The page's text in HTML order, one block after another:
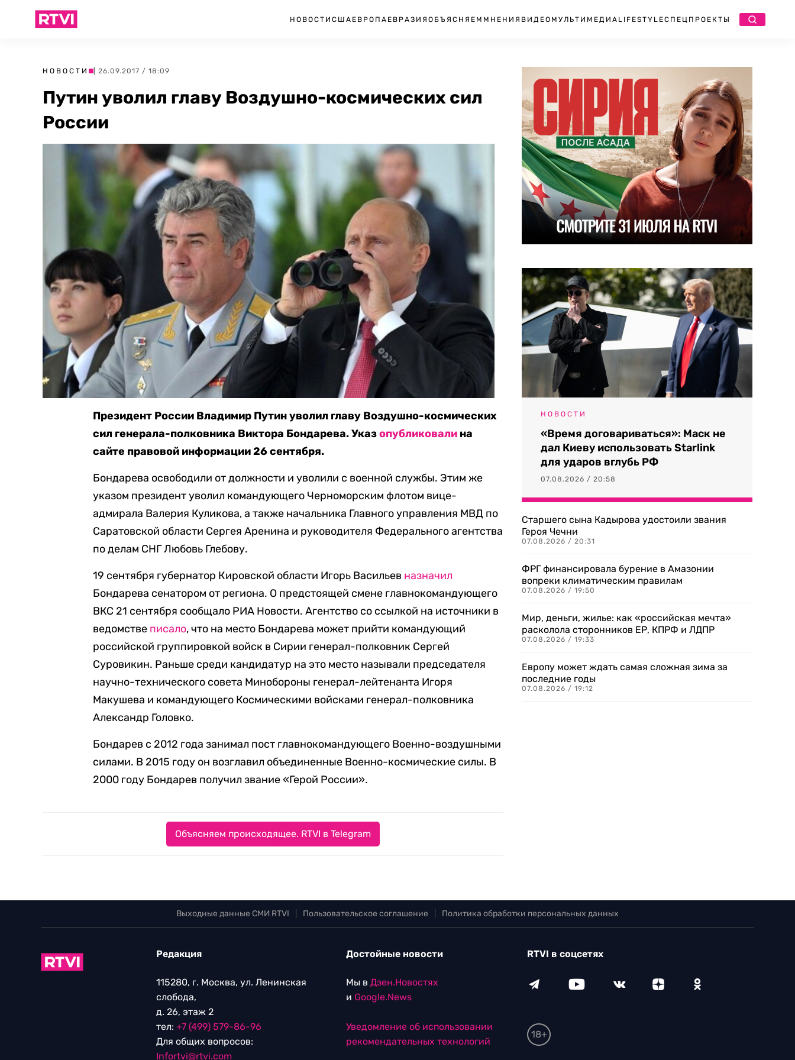
НОВОСТИ США ЕВРОПА ЕВРАЗИЯ ОБЪЯСНЯЕМ МНЕНИЯ ВИДЕО МУЛЬТИМЕДИА LIFESTYLEСПЕЦПРОЕКТЫ
НОВОСТИ | 26.09.2017 / 18:09
Путин уволил главу Воздушно-космических сил
России
Президент России Владимир Путин уволил главу Воздушно-космических
сил генерала-полковника Виктора Бондарева. Указопубликовали на
сайте правовой информации 26 сентября.
Бондарева освободили от должности и уволили с военной службы. Этим же
указом президент уволил командующего Черноморским флотом вице-
адмирала Валерия Куликова, а также начальника Главного управления МВД по
Саратовской области Сергея Аренина и руководителя Федерального агентства
по делам СНГ Любовь Глебову.
19 сентября губернатор Кировской области Игорь Васильев назначил
Бондарева сенатором от региона. О предстоящей смене главнокомандующего
ВКС 21 сентября сообщало РИА Новости. Агентство со ссылкой на источники в
ведомстве писало, что на место Бондарева может прийти командующий
российской группировкой войск в Сирии генерал-полковник Сергей
Суровикин. Раньше среди кандидатур на это место называли председателя
научно-технического совета Минобороны генерал-лейтенанта Игоря
Макушева и командующего Космическими войсками генерал-полковника
Александр Головко.
Бондарев с 2012 года занимал пост главнокомандующего Военно-воздушными
силами. В 2015 году он возглавил объединенные Военно-космические силы. В
2000 году Бондарев получил звание «Герой России».
Объясняем происходящее. RTVI в Telegram
НОВОСТИ
«Время договариваться»: Маск не
дал Киеву использовать Starlink
для ударов вглубь РФ
07.08.2026 / 20:58
Старшего сына Кадырова удостоили звания
Героя Чечни
07.08.2026 / 20:31
ФРГ финансировала бурение в Амазонии
вопреки климатическим правилам
07.08.2026 / 19:50
Мир, деньги, жилье: как «российская мечта»
расколола сторонников ЕР, КПРФ и ЛДПР
07.08.2026 / 19:33
Европу может ждать самая сложная зима за
последние годы
07.08.2026 / 19:12
Выходные данные СМИ RTVI Пользовательское соглашение Политика обработки персональных данных
Редакция
115280, г. Москва, ул. Ленинская
слобода,
д. 26, этаж 2
тел: +7 (499) 579-86-96
Для общих вопросов:
Infortvi@rtvi.com
Достойные новости
Мы в Дзен.Новостях
и Google.News
Уведомление об использовании
рекомендательных технологий
RTVI в соцсетях
18+